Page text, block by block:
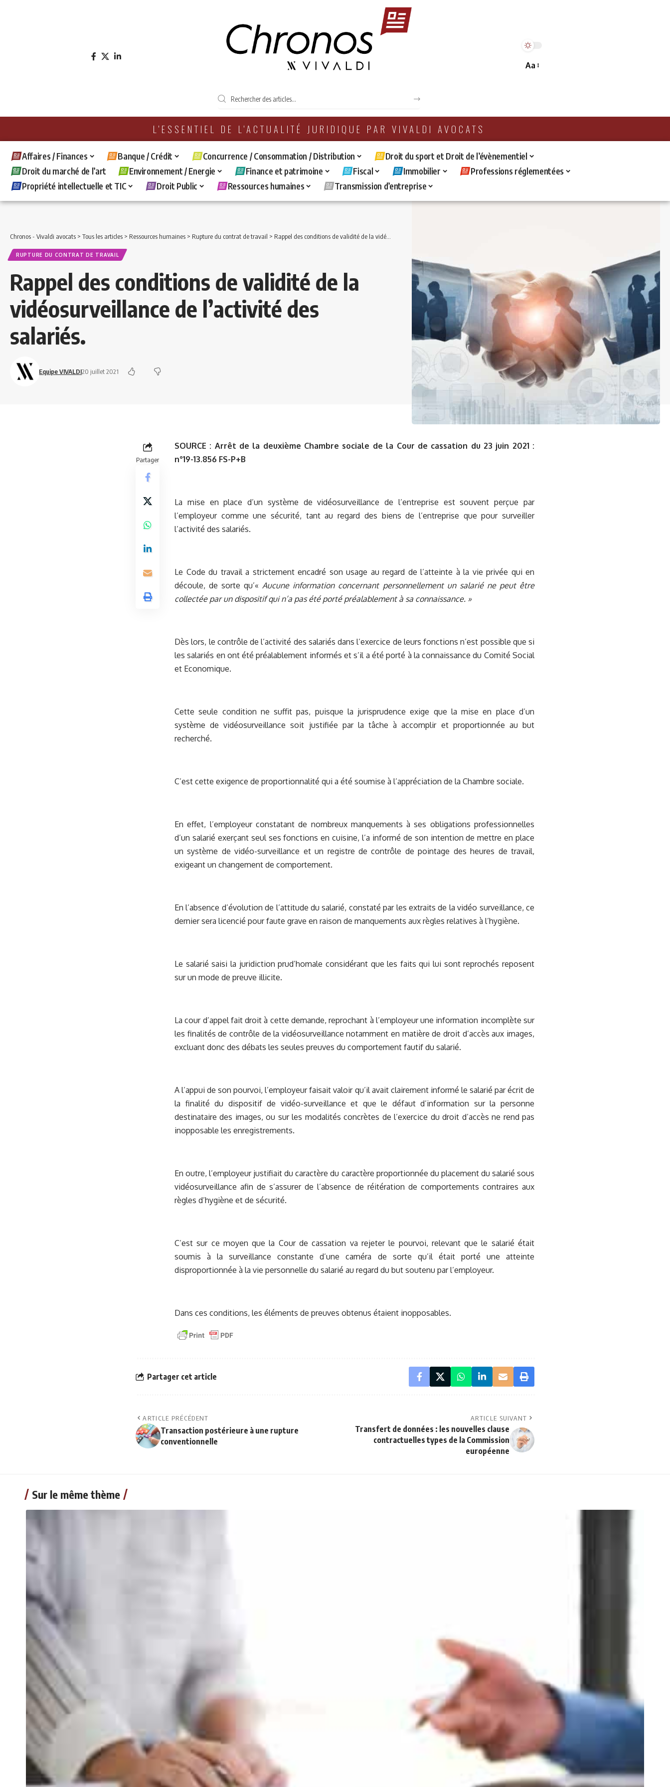
Aa
L'ESSENTIEL DE L'ACTUALITÉ JURIDIQUE PAR VIVALDI AVOCATS
Affaires / Finances Banque / Crédit Concurrence / Consommation / Distribution
Droit du sport et Droit de l’évènementiel
Droit du marché de l’art
Environnement / Energie Finance et patrimoine Fiscal Immobilier
Professions réglementées
Propriété intellectuelle et TIC
Droit Public Ressources humaines Transmission d’entreprise
Chronos - Vivaldi avocats > Tous les articles > Ressources humaines > Rupture du contrat de travail > Rappel des conditions de validité de la vidéosurveillance de l’activité des salariés.
RUPTURE DU CONTRAT DE TRAVAIL
Rappel des conditions de validité de la
vidéosurveillance de l’activité des
salariés.
Equipe VIVALDI20 juillet 2021
Partager
SOURCE : Arrêt de la deuxième Chambre sociale de la Cour de cassation du 23 juin 2021 :
n°19-13.856 FS-P+B
La mise en place d’un système de vidéosurveillance de l’entreprise est souvent perçue par
l’employeur comme une sécurité, tant au regard des biens de l’entreprise que pour surveiller
l’activité des salariés.
Le Code du travail a strictement encadré son usage au regard de l’atteinte à la vie privée qui en
découle, de sorte qu’« Aucune information concernant personnellement un salarié ne peut être
collectée par un dispositif qui n’a pas été porté préalablement à sa connaissance. »
Dès lors, le contrôle de l’activité des salariés dans l’exercice de leurs fonctions n’est possible que si
les salariés en ont été préalablement informés et s’il a été porté à la connaissance du Comité Social
et Economique.
Cette seule condition ne suffit pas, puisque la jurisprudence exige que la mise en place d’un
système de vidéosurveillance soit justifiée par la tâche à accomplir et proportionnée au but
recherché.
C’est cette exigence de proportionnalité qui a été soumise à l’appréciation de la Chambre sociale.
En effet, l’employeur constatant de nombreux manquements à ses obligations professionnelles
d’un salarié exerçant seul ses fonctions en cuisine, l’a informé de son intention de mettre en place
un système de vidéo-surveillance et un registre de contrôle de pointage des heures de travail,
exigeant un changement de comportement.
En l’absence d’évolution de l’attitude du salarié, constaté par les extraits de la vidéo surveillance, ce
dernier sera licencié pour faute grave en raison de manquements aux règles relatives à l’hygiène.
Le salarié saisi la juridiction prud’homale considérant que les faits qui lui sont reprochés reposent
sur un mode de preuve illicite.
La cour d’appel fait droit à cette demande, reprochant à l’employeur une information incomplète sur
les finalités de contrôle de la vidéosurveillance notamment en matière de droit d’accès aux images,
excluant donc des débats les seules preuves du comportement fautif du salarié.
A l’appui de son pourvoi, l’employeur faisait valoir qu’il avait clairement informé le salarié par écrit de
la finalité du dispositif de vidéo-surveillance et que le défaut d’information sur la personne
destinataire des images, ou sur les modalités concrètes de l’exercice du droit d’accès ne rend pas
inopposable les enregistrements.
En outre, l’employeur justifiait du caractère du caractère proportionnée du placement du salarié sous
vidéosurveillance afin de s’assurer de l’absence de réitération de comportements contraires aux
règles d’hygiène et de sécurité.
C’est sur ce moyen que la Cour de cassation va rejeter le pourvoi, relevant que le salarié était
soumis à la surveillance constante d’une caméra de sorte qu’il était porté une atteinte
disproportionnée à la vie personnelle du salarié au regard du but soutenu par l’employeur.
Dans ces conditions, les éléments de preuves obtenus étaient inopposables.
Partager cet article
ARTICLE PRÉCÉDENT
Transaction postérieure à une rupture
conventionnelle
ARTICLE SUIVANT
Transfert de données : les nouvelles clause
contractuelles types de la Commission
européenne
Sur le même thème